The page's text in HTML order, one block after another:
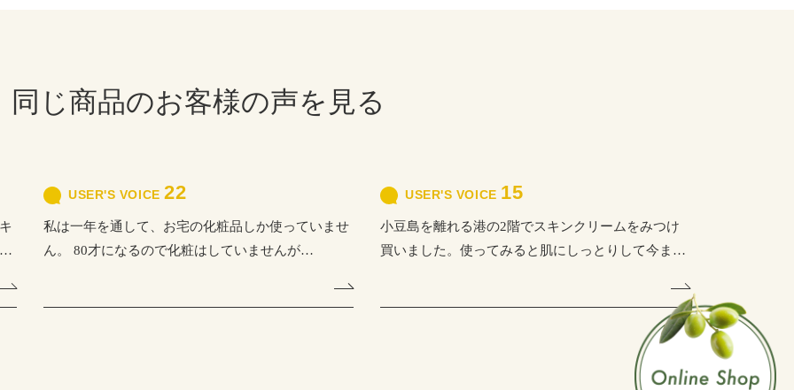
同じ商品のお客様の声を見る
…
USER'S VOICE22
私は一年を通して、お宅の化粧品しか使っていませ
ん。 80才になるので化粧はしていませんが…
USER'S VOICE 15
小豆島を離れる港の2階でスキンクリームをみつけ
買いました。使ってみると肌にしっとりして今ま…